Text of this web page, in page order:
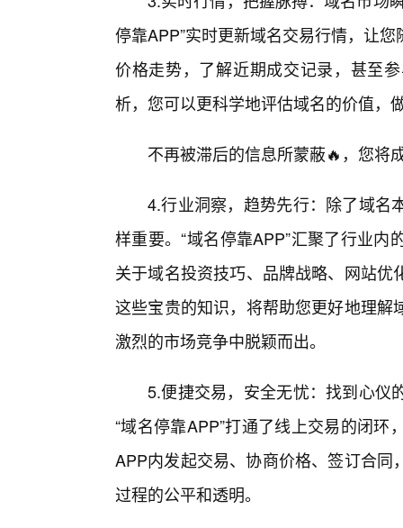
停靠APP”实时更新域名交易行情，让
价格走势，了解近期成交记录，甚至
析，您可以更科学地评估域名的价值，
不再被滞后的信息所蒙蔽🔥，您将
4.行业洞察，趋势先行：除了域名
样重要。“域名停靠APP”汇聚了行业
关于域名投资技巧、品牌战略、网站
这些宝贵的知识，将帮助您更好地理
激烈的市场竞争中脱颖而出。
5.便捷交易，安全无忧：找到心仪
“域名停靠APP”打通了线上交易的闭
APP内发起交易、协商价格、签订合
过程的公平和透明。